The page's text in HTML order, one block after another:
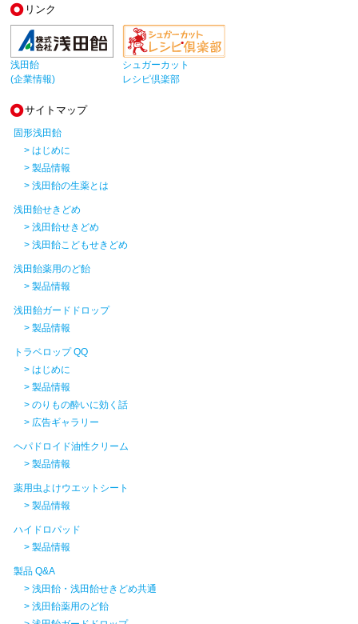
リンク
浅田飴
(企業情報)
シュガーカット
レシピ倶楽部
サイトマップ
固形浅田飴
> はじめに
> 製品情報
> 浅田飴の生薬とは
浅田飴せきどめ
> 浅田飴せきどめ
> 浅田飴こどもせきどめ
浅田飴薬用のど飴
> 製品情報
浅田飴ガードドロップ
> 製品情報
トラベロップ QQ
> はじめに
> 製品情報
> のりもの酔いに効く話
> 広告ギャラリー
ヘパドロイド油性クリーム
> 製品情報
薬用虫よけウエットシート
> 製品情報
ハイドロパッド
> 製品情報
製品 Q&A
> 浅田飴・浅田飴せきどめ共通
> 浅田飴薬用のど飴